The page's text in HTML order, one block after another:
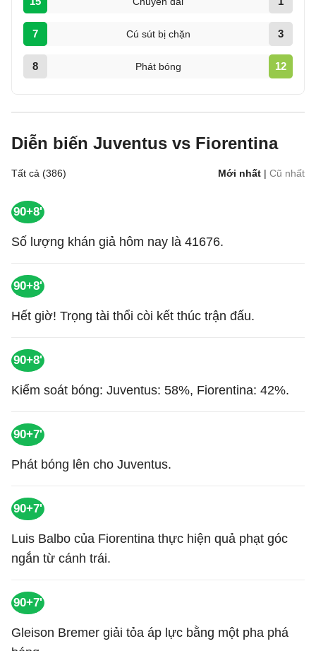
7 Cú sút bị chặn 3
8 Phát bóng 12
Diễn biến Juventus vs Fiorentina
Tất cả (386) Mới nhất | Cũ nhất
90+8'
Số lượng khán giả hôm nay là 41676.
90+8'
Hết giờ! Trọng tài thổi còi kết thúc trận đấu.
90+8'
Kiểm soát bóng: Juventus: 58%, Fiorentina: 42%.
90+7'
Phát bóng lên cho Juventus.
90+7'
Luis Balbo của Fiorentina thực hiện quả phạt góc
ngắn từ cánh trái.
90+7'
Gleison Bremer giải tỏa áp lực bằng một pha phá